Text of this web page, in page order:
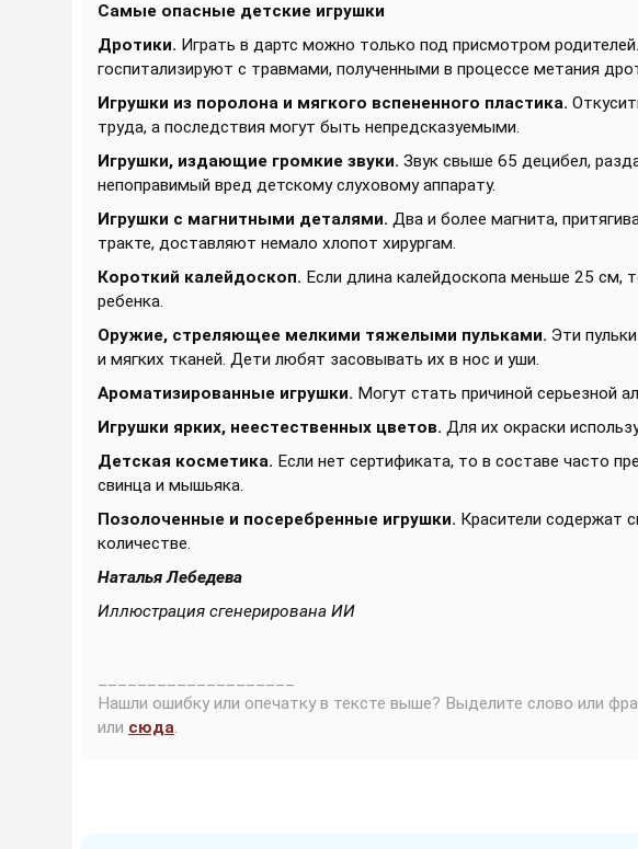
Самые опасные детские игрушки
Дротики. Играть в дартс можно только под присмотром
госпитализируют с травмами, полученными в процессе метания
Игрушки из поролона и мягкого вспененного пластика.
труда, а последствия могут быть непредсказуемыми.
Игрушки, издающие громкие звуки. Звук свыше 65 децибел,
непоправимый вред детскому слуховому аппарату.
Игрушки с магнитными деталями. Два и более магнита,
тракте, доставляют немало хлопот хирургам.
Короткий калейдоскоп. Если длина калейдоскопа меньше 25 см,
ребенка.
Оружие, стреляющее мелкими тяжелыми пульками. Эти
и мягких тканей. Дети любят засовывать их в нос и уши.
Ароматизированные игрушки. Могут стать причиной серьезной
Игрушки ярких, неестественных цветов. Для их окраски
Детская косметика. Если нет сертификата, то в составе часто
свинца и мышьяка.
Позолоченные и посеребренные игрушки. Красители содержат
количестве.
Наталья Лебедева
Иллюстрация сгенерирована ИИ
Нашли ошибку или опечатку в тексте выше? Выделите слово или
или сюда.